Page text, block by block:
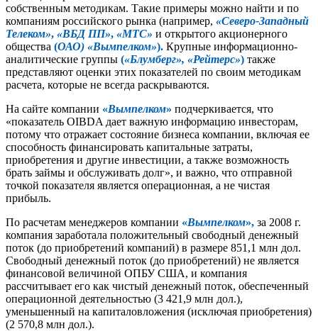
собственным методикам. Такие примеры можно найти и по
компаниям российского рынка (например, «Северо-Западный
Телеком», «ВБД ПП», «МТС» и открытого акционерного
общества (ОАО) «Вымпелком»). Крупные информационно-
аналитические группы («Блумберг», «Рейтерс») также
представляют оценки этих показателей по своим методикам
расчета, которые не всегда раскрываются.
На сайте компании «Вымпелком» подчеркивается, что
«показатель OIBDA дает важную информацию инвесторам,
потому что отражает состояние бизнеса компании, включая ее
способность финансировать капитальные затраты,
приобретения и другие инвестиции, а также возможность
брать займы и обслуживать долг», и важно, что отправной
точкой показателя является операционная, а не чистая
прибыль.
По расчетам менеджеров компании «Вымпелком», за 2008 г.
компания заработала положительный свободный денежный
поток (до приобретений компаний) в размере 851,1 млн дол.
Свободный денежный поток (до приобретений) не является
финансовой величиной ОПБУ США, и компания
рассчитывает его как чистый денежный поток, обеспеченный
операционной деятельностью (3 421,9 млн дол.),
уменьшенный на капиталовложения (исключая приобретения)
(2 570,8 млн дол.).